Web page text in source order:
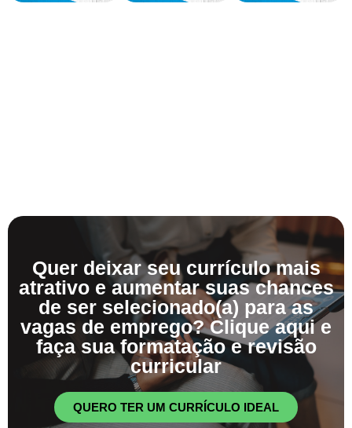
Quer deixar seu currículo mais
atrativo e aumentar suas chances
de ser selecionado(a) para as
vagas de emprego? Clique aqui e
faça sua formatação e revisão
curricular
QUERO TER UM CURRÍCULO IDEAL